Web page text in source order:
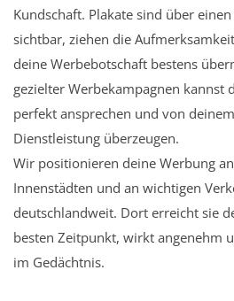
Kundschaft. Plakate sind über
sichtbar, ziehen die
deine Werbebotschaft bestens
gezielter Werbekampagnen kannst
perfekt ansprechen und von
Dienstleistung überzeugen.
Wir positionieren deine Werbung
Innenstädten und an wichtigen
deutschlandweit. Dort erreicht sie
besten Zeitpunkt, wirkt angenehm
im Gedächtnis.